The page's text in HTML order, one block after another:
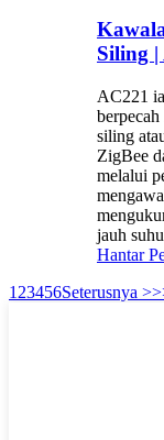
Siling |
AC221
siling
ZigBee
melalui
jauh
Hantar
123456Seterusnya >